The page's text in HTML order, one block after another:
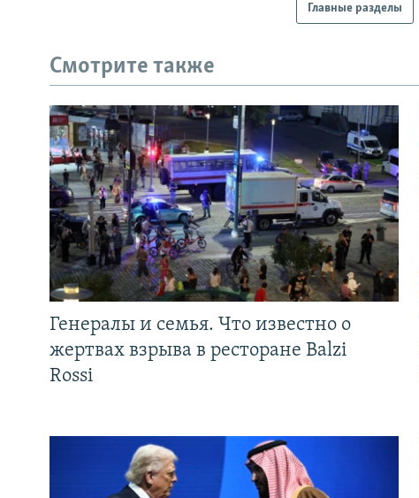
Главные разделы
Смотрите также
Генералы и семья. Что известно о
жертвах взрыва в ресторане Balzi
Rossi